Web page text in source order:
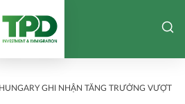
GHI NHẬN TĂNG TRƯỞNG VƯỢT